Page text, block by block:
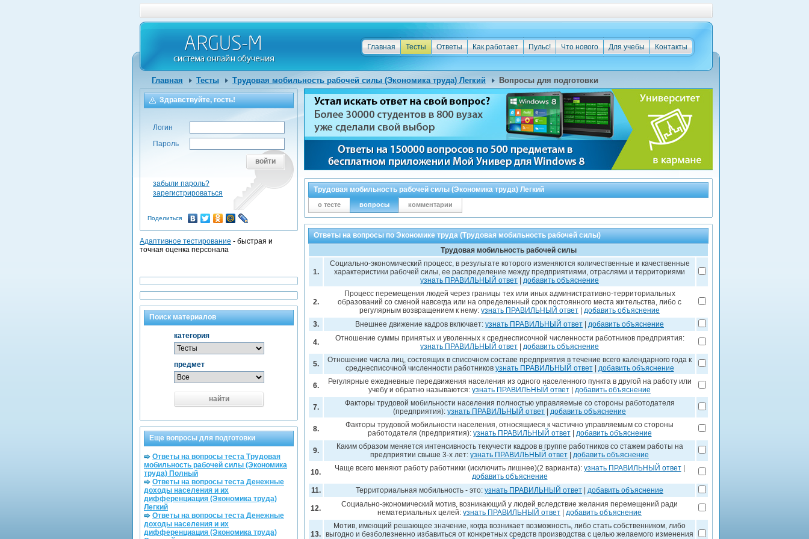
Контакты
Для учебы
Что нового
Пульс!
Как работает
Ответы
Тесты
Главная
Главная Тесты Трудовая мобильность рабочей силы (Экономика труда) Легкий Вопросы для подготовки
Трудовая мобильность рабочей силы (Экономика труда) Легкий
о тесте вопросы комментарии
Ответы на вопросы по Экономике труда (Трудовая мобильность рабочей силы)
Трудовая мобильность рабочей силы
1.
Социально-экономический процесс, в результате которого изменяются количественные и качественные
характеристики рабочей силы, ее распределение между предприятиями, отраслями и территориями
узнать ПРАВИЛЬНЫЙ ответ
добавить объяснение
2.
Процесс перемещения людей через границы тех или иных административно-территориальных
образований со сменой навсегда или на определенный срок постоянного места жительства, либо с
регулярным возвращением к нему: узнать ПРАВИЛЬНЫЙ ответ
добавить объяснение
3.
Внешнее движение кадров включает: узнать ПРАВИЛЬНЫЙ ответ добавить объяснение
4.
Отношение суммы принятых и уволенных к среднесписочной численности работников предприятия:
узнать ПРАВИЛЬНЫЙ ответ
добавить объяснение
5.
Отношение числа лиц, состоящих в списочном составе предприятия в течение всего календарного года к
среднесписочной численности работников узнать ПРАВИЛЬНЫЙ ответ| добавить объяснение
6.
Регулярные ежедневные передвижения населения из одного населенного пункта в другой на работу или
учебу и обратно называются: узнать ПРАВИЛЬНЫЙ ответ добавить объяснение
7.
Факторы трудовой мобильности населения полностью управляемые со стороны работодателя
(предприятия): узнать ПРАВИЛЬНЫЙ ответ добавить объяснение
8.
Факторы трудовой мобильности населения, относящиеся к частично управляемым со стороны
работодателя (предприятия): узнать ПРАВИЛЬНЫЙ ответ| добавить объяснение
9.
Каким образом меняется интенсивность текучести кадров в группе работников со стажем работы на
предприятии свыше 3-х лет: узнать ПРАВИЛЬНЫЙ ответ добавить объяснение
10. Чаще всего меняют работу работники (исключить лишнее)(2 варианта): узнать ПРАВИЛЬНЫЙ ответ|
добавить объяснение
11.
Территориальная мобильность - это: узнать ПРАВИЛЬНЫЙ ответ добавить объяснение
12.
Социально-экономический мотив, возникающий у людей вследствие желания перемещений ради
нематериальных целей: узнать ПРАВИЛЬНЫЙ ответ добавить объяснение
13.
Мотив, имеющий решающее значение, когда возникает возможность, либо стать собственником, либо
выгодно и безболезненно избавиться от конкретных средств производства с целью желаемого изменения
Здравствуйте, гость!
Логин
Пароль
войти
забыли пароль?
зарегистрироваться
Поделиться
Адаптивное тестирование - быстрая и
точная оценка персонала
Поиск материалов
категория
предмет
найти
Еще вопросы для подготовки
Ответы на вопросы теста Трудовая
мобильность рабочей силы (Экономика
труда) Полный
Ответы на вопросы теста Денежные
доходы населения и их
дифференциация (Экономика труда)
Легкий
Ответы на вопросы теста Денежные
доходы населения и их
дифференциация (Экономика труда)